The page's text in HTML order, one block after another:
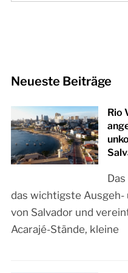
Neueste Beiträge
Rio
das wichtigste
von Salvador und
Acarajé-Stände, kleine